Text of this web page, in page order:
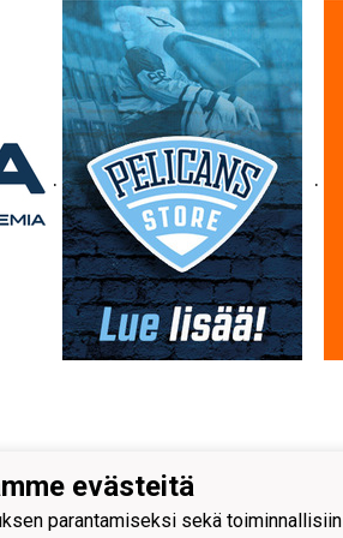
. .
evästeitä
parantamiseksi sekä toiminnallisiin